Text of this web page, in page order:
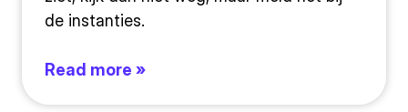
de instanties.
Read more »